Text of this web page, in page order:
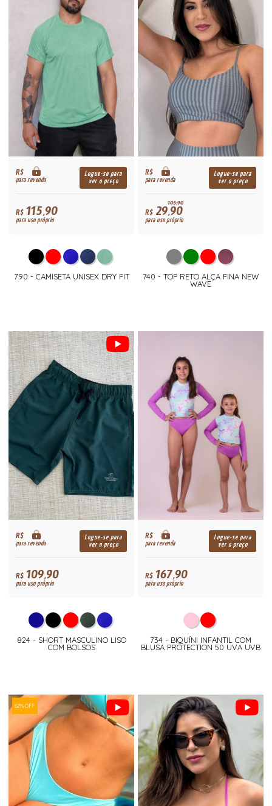
R$
para revenda
Logue-se para
ver o preço
R$115,90
para uso próprio
790 - CAMISETA UNISEX DRY FIT
R$
para revenda
Logue-se para
ver o preço
105,90
R$29,90
para uso próprio
740 - TOP RETO ALÇA FINA NEW
WAVE
R$
para revenda
Logue-se para
ver o preço
R$109,90
para uso próprio
824 - SHORT MASCULINO LISO
COM BOLSOS
R$
para revenda
Logue-se para
ver o preço
R$167,90
para uso próprio
734 - BIQUÍNI INFANTIL COM
BLUSA PROTECTION 50 UVA UVB
62% OFF